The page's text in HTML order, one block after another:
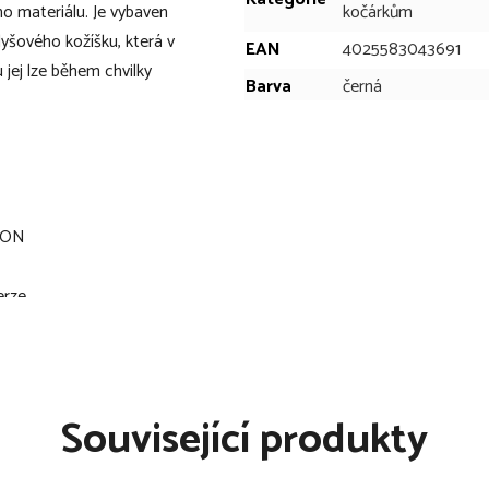
materiálu. Je vybaven
kožíšku, která v
lze během chvilky
kočárkům
EAN
4025583043691
Barva
černá
Související produkty